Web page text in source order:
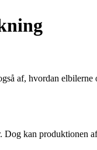
af, hvordan
kan produktionen